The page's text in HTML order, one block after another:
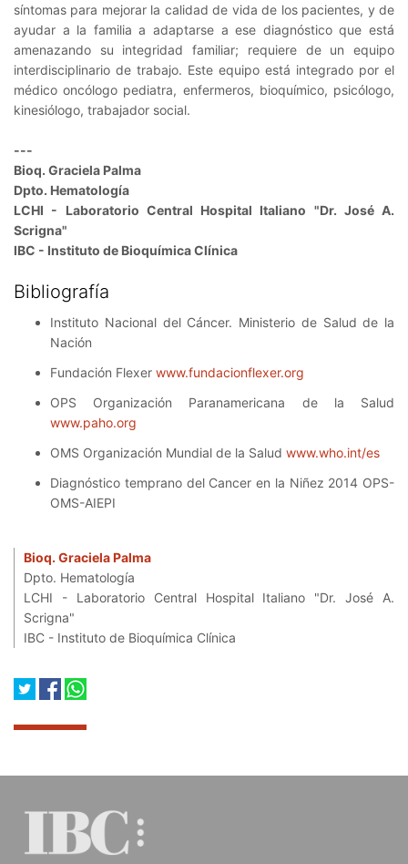
síntomas para mejorar la calidad de vida de los pacientes, y de
ayudar a la familia a adaptarse a ese diagnóstico que está
amenazando su integridad familiar; requiere de un equipo
interdisciplinario de trabajo. Este equipo está integrado por el
médico oncólogo pediatra, enfermeros, bioquímico, psicólogo,
kinesiólogo, trabajador social.
---
Bioq. Graciela Palma
Dpto. Hematología
LCHI - Laboratorio Central Hospital Italiano "Dr. José A.
Scrigna"
IBC - Instituto de Bioquímica Clínica
Bibliografía
Instituto Nacional del Cáncer. Ministerio de Salud de la
Nación
Fundación Flexer www.fundacionflexer.org
OPS Organización Paranamericana de la Salud
www.paho.org
OMS Organización Mundial de la Salud www.who.int/es
Diagnóstico temprano del Cancer en la Niñez 2014 OPS-
OMS-AIEPI
Bioq. Graciela Palma
Dpto. Hematología
LCHI - Laboratorio Central Hospital Italiano "Dr. José A.
Scrigna"
IBC - Instituto de Bioquímica Clínica